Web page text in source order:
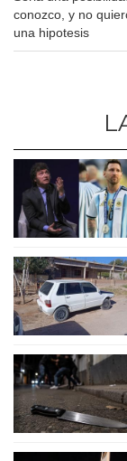
conozco, y no
una hipotesis